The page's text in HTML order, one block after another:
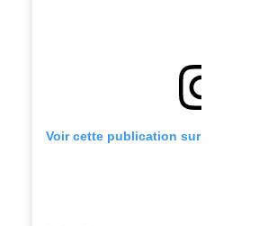
Voir cette publication sur Instagram